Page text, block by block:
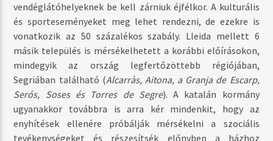
vendéglátóhelyeknek be kell zárniuk éjfélkor. A kulturális
és sporteseményeket meg lehet rendezni, de ezekre is
vonatkozik az 50 százalékos szabály. Lleida mellett 6
másik település is mérsékelhetett a korábbi előírásokon,
mindegyik az ország legfertőzöttebb régiójában,
Segriában található (Alcarràs, Aitona, a Granja de Escarp,
Serós, Soses és Torres de Segre). A katalán kormány
ugyanakkor továbbra is arra kér mindenkit, hogy az
enyhítések ellenére próbálják mérsékelni a szociális
tevékenységeket és részesítsék előnyben a házhoz